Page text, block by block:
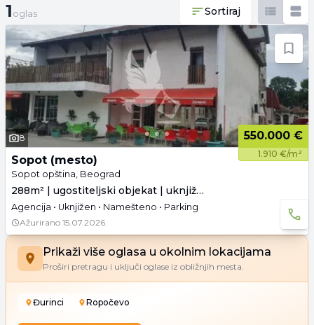
1 oglas
1 oglas Sortiraj
8 550.000 €
1.910 €/m²
Sopot (mesto)
Sopot opština, Beograd
288m² | ugostiteljski objekat | uknjiženo
Agencija • Uknjižen • Namešteno • Parking
Ažurirano 15.07.2026.
Prikaži više oglasa u okolnim lokacijama
Proširi pretragu i uključi oglase iz obližnjih mesta.
Đurinci Ropočevo